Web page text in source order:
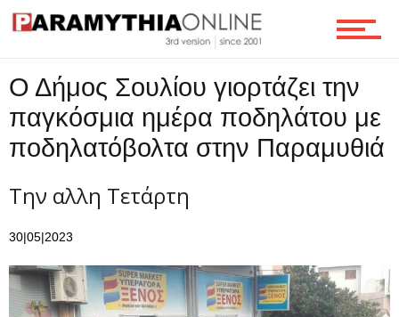
Ροή
Επικοινωνία
Ο Δήμος Σουλίου γιορτάζει την
παγκόσμια ημέρα ποδηλάτου με
ποδηλατόβολτα στην Παραμυθιά
Την αλλη Τετάρτη
30|05|2023